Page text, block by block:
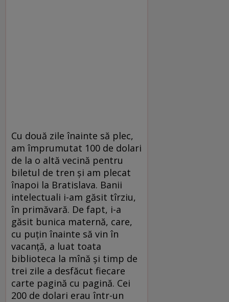
Cu două zile înainte să plec,
am împrumutat 100 de dolari
de la o altă vecină pentru
biletul de tren și am plecat
înapoi la Bratislava. Banii
intelectuali i-am găsit tîrziu,
în primăvară. De fapt, i-a
găsit bunica maternă, care,
cu puțin înainte să vin în
vacanță, a luat toata
biblioteca la mînă și timp de
trei zile a desfăcut fiecare
carte pagină cu pagină. Cei
200 de dolari erau într-un